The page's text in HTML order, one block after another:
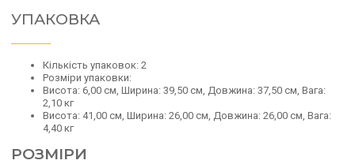
УПАКОВКА
Кількість упаковок: 2
Розміри упаковки:
Висота: 6,00 см, Ширина: 39,50 см, Довжина: 37,50 см, Вага:
2,10 кг
Висота: 41,00 см, Ширина: 26,00 см, Довжина: 26,00 см, Вага:
4,40 кг
РОЗМІРИ